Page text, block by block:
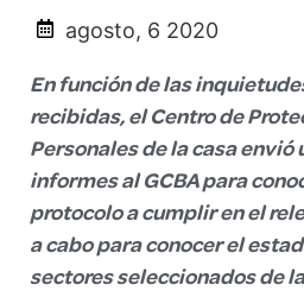
agosto, 6 2020
En función de las
recibidas, el Centro de
Personales de la casa envió
informes al GCBA para
protocolo a cumplir en el
a cabo para conocer el
sectores seleccionados de